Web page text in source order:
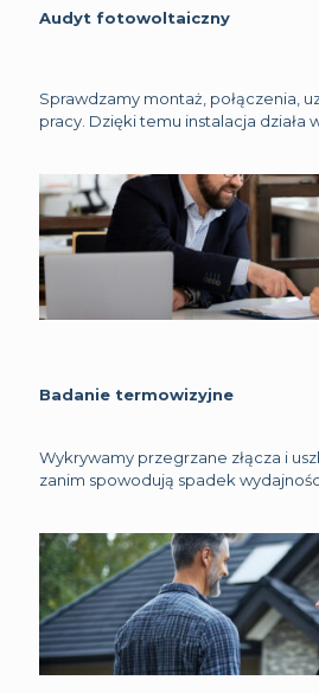
Audyt fotowoltaiczny
Sprawdzamy montaż, połączenia,
pracy. Dzięki temu instalacja działa
Badanie termowizyjne
Wykrywamy przegrzane złącza i
zanim spowodują spadek